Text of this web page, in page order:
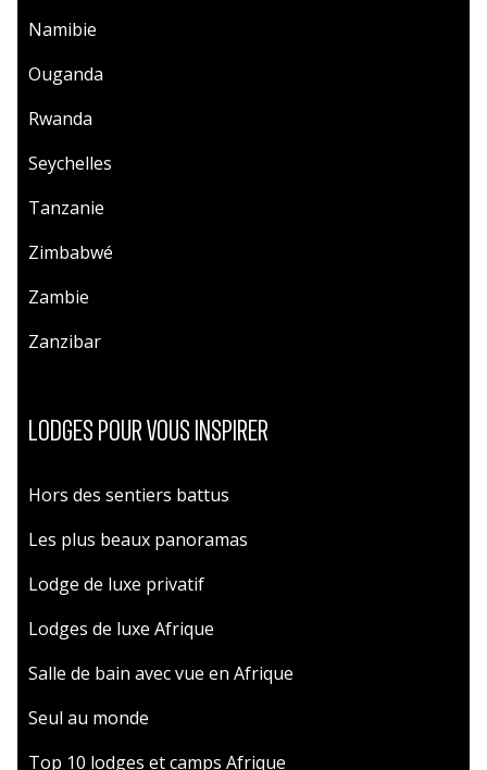
Namibie
Ouganda
Rwanda
Seychelles
Tanzanie
Zimbabwé
Zambie
Zanzibar
LODGES POUR VOUS INSPIRER
Hors des sentiers battus
Les plus beaux panoramas
Lodge de luxe privatif
Lodges de luxe Afrique
Salle de bain avec vue en Afrique
Seul au monde
Top 10 lodges et camps Afrique